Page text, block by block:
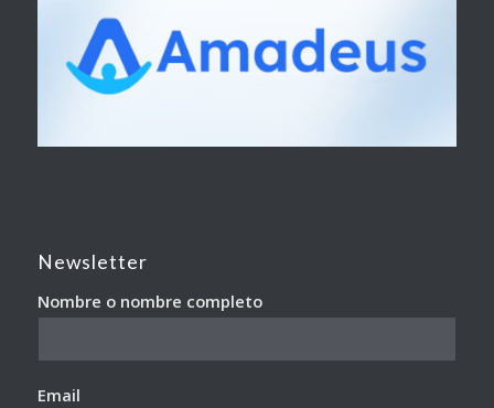
Newsletter
Nombre o nombre completo
Email